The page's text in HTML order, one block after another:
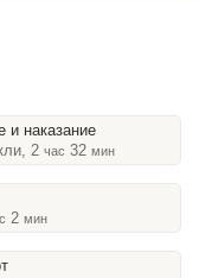
и наказание
2 час 32 мин
2 мин